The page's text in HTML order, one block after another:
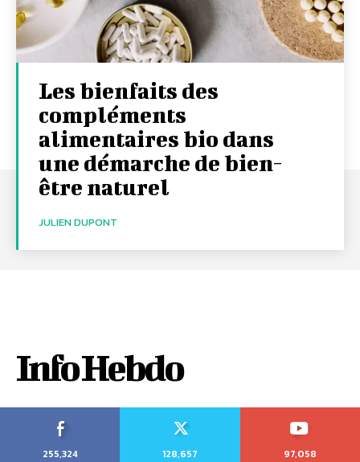
Les bienfaits des
compléments
alimentaires bio dans
une démarche de bien-
être naturel
JULIEN DUPONT
Info Hebdo
255,324
128,657
97,058